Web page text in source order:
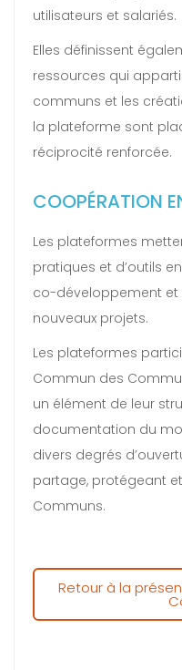
utilisateurs et salariés.
Elles définissent
ressources qui
communs et les
la plateforme sont
réciprocité renforcée.
COOPÉRATION
Les plateformes
pratiques et d’outils
co-développement et
nouveaux projets.
Les plateformes
Commun des
un élément de leur
documentation du
divers degrés
partage, protégeant
Communs.
Retour à la